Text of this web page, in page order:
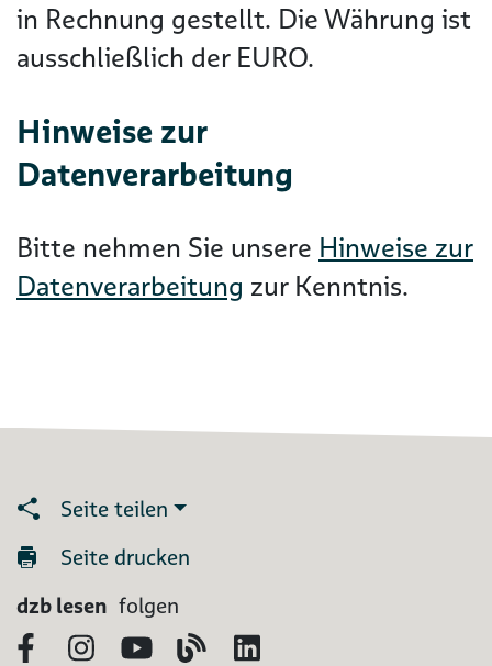
in Rechnung gestellt. Die Währung ist
ausschließlich der EURO.
Hinweise zur
Datenverarbeitung
Bitte nehmen Sie unsere Hinweise zur
Datenverarbeitung zur Kenntnis.
Seite teilen
Seite drucken
dzb lesen folgen
FacebookInstagram
YouTubeBlog